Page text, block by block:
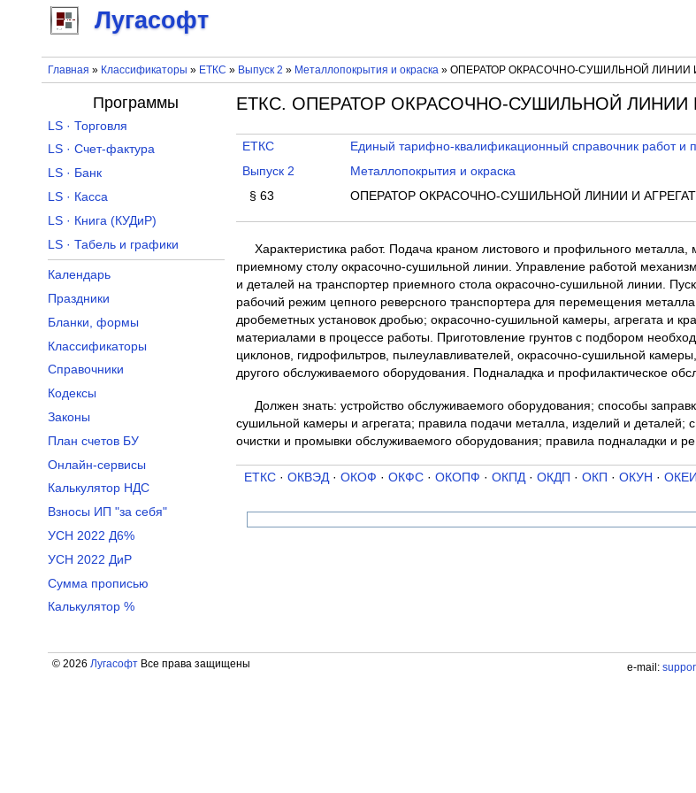
Лугасофт
Главная » Классификаторы » ЕТКС » Выпуск 2 » Металлопокрытия и окраска» ОПЕРАТОР ОКРАСОЧНО-СУШИЛЬНОЙ ЛИНИИ И
ЕТКС. ОПЕРАТОР ОКРАСОЧНО-СУШИЛЬНОЙ ЛИНИИ И
ЕТКС
Единый тарифно-квалификационный справочник работ и
Выпуск 2
Металлопокрытия и окраска
§ 63
ОПЕРАТОР ОКРАСОЧНО-СУШИЛЬНОЙ ЛИНИИ И
Характеристика работ. Подача краном листового и профильного металла,
приемному столу окрасочно-сушильной линии. Управление работой
и деталей на транспортер приемного стола окрасочно-сушильной линии.
рабочий режим цепного реверсного транспортера для перемещения
дробеметных установок дробью; окрасочно-сушильной камеры, агрегата и
материалами в процессе работы. Приготовление грунтов с подбором
циклонов, гидрофильтров, пылеулавливателей, окрасочно-сушильной
другого обслуживаемого оборудования. Подналадка и профилактическое
Должен знать: устройство обслуживаемого оборудования; способы
сушильной камеры и агрегата; правила подачи металла, изделий и деталей;
очистки и промывки обслуживаемого оборудования; правила подналадки и
ЕТКС· ОКВЭД· ОКОФ · ОКФС· ОКОПФ · ОКПД· ОКДП · ОКП · ОКУН · ОКЕИ
Программы
LS · Торговля
LS · Счет-фактура
LS · Банк
LS · Касса
LS · Книга (КУДиР)
LS · Табель и графики
Календарь
Праздники
Бланки, формы
Классификаторы
Справочники
Кодексы
Законы
План счетов БУ
Онлайн-сервисы
Калькулятор НДС
Взносы ИП "за себя"
УСН 2022 Д6%
УСН 2022 ДиР
Сумма прописью
Калькулятор %
© 2026 ЛугасофтВсе права защищены e-mail: